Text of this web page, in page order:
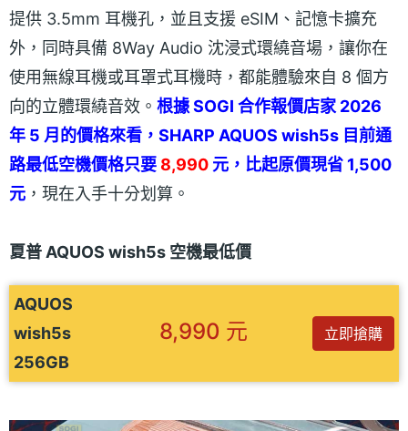
提供 3.5mm 耳機孔，並且支援 eSIM、記憶卡擴充
外，同時具備 8Way Audio 沈浸式環繞音場，讓你在
使用無線耳機或耳罩式耳機時，都能體驗來自 8 個方
向的立體環繞音效。 根據 SOGI 合作報價店家 2026
年 5 月的價格來看，SHARP AQUOS wish5s 目前通
路最低空機價格只要 8,990 元，比起原價現省 1,500
元 ，現在入手十分划算。
夏普 AQUOS wish5s 空機最低價
AQUOS
wish5s
256GB
8,990 元 立即搶購